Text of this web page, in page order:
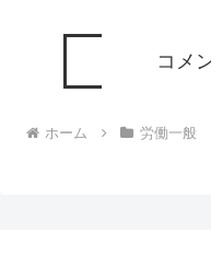
コメ
ホーム 労働一般